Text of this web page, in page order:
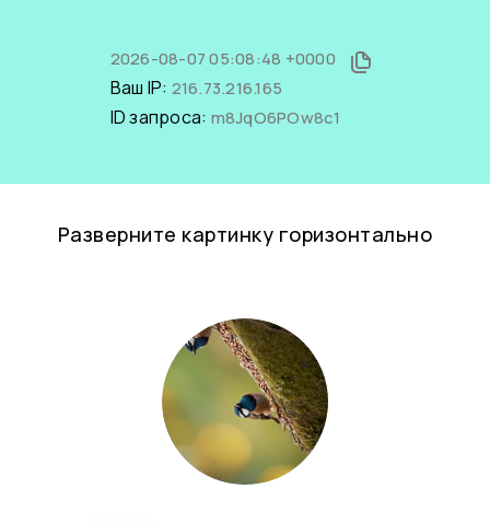
2026-08-07 05:08:48 +0000
Ваш IP: 216.73.216.165
ID запроса: m8JqO6POw8c1
Разверните картинку горизонтально